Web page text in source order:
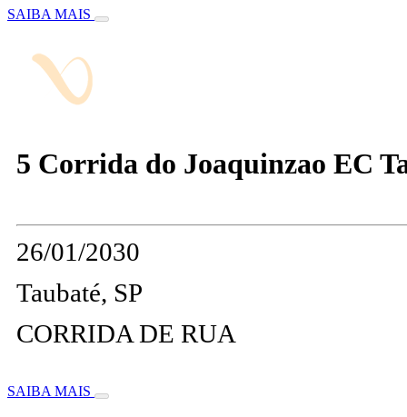
SAIBA MAIS
5 Corrida do Joaquinzao EC
26/01/2030
Taubaté, SP
CORRIDA DE RUA
SAIBA MAIS